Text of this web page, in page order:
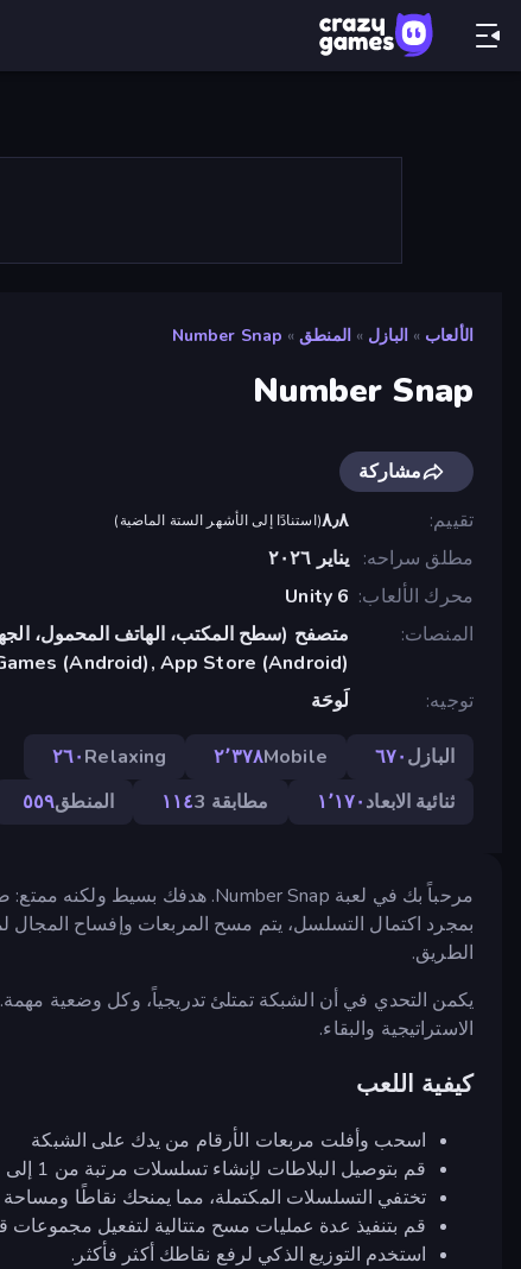
الألعاب » البازل » المنطق »
Number Snap
Number Snap
مشاركة
تقييم
٨٫٨(استنادًا إلى الأشهر الستة الماضية)
مطلق سراحه
يناير ٢٠٢٦
محرك الألعاب Unity 6
المنصات
متصفح (سطح المكتب، الهاتف المحمول،
(Android), App Store (Android)
توجيه
لَوحَة
البازل٦٧٠ Mobile٢٬٣٧٨ Relaxing٢٦٠
ثنائية الابعاد١٬١٧٠ مطابقة 3 ١١٤ المنطق٥٥٩
بمجرد اكتمال التسلسل، يتم مسح المربعات وإفساح
الطريق.
يكمن التحدي في أن الشبكة تمتلئ تدريجياً، وكل وضعية
الاستراتيجية والبقاء.
كيفية اللعب
اسحب وأفلت مربعات الأرقام من يدك على الشبكة
قم بتوصيل البلاطات لإنشاء تسلسلات مرتبة من 1 إلى 9
تختفي التسلسلات المكتملة، مما يمنحك نقاطًا ومساحة
قم بتنفيذ عدة عمليات مسح متتالية لتفعيل مجموعات
استخدم التوزيع الذكي لرفع نقاطك أكثر فأكثر.